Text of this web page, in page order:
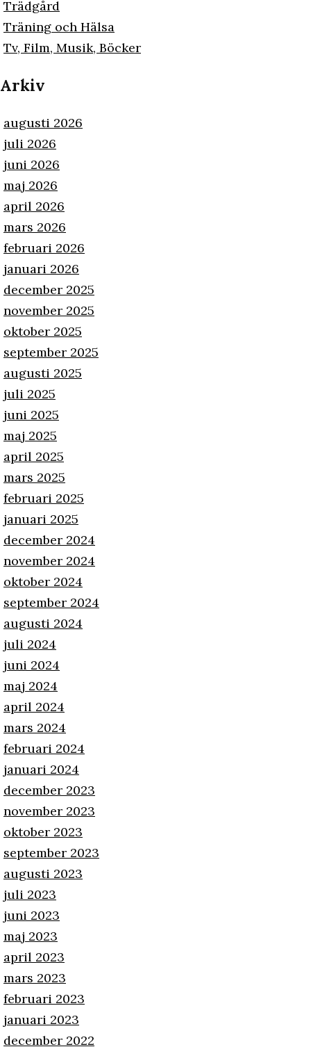
Trädgård
Träning och Hälsa
Tv, Film, Musik, Böcker
Arkiv
augusti 2026
juli 2026
juni 2026
maj 2026
april 2026
mars 2026
februari 2026
januari 2026
december 2025
november 2025
oktober 2025
september 2025
augusti 2025
juli 2025
juni 2025
maj 2025
april 2025
mars 2025
februari 2025
januari 2025
december 2024
november 2024
oktober 2024
september 2024
augusti 2024
juli 2024
juni 2024
maj 2024
april 2024
mars 2024
februari 2024
januari 2024
december 2023
november 2023
oktober 2023
september 2023
augusti 2023
juli 2023
juni 2023
maj 2023
april 2023
mars 2023
februari 2023
januari 2023
december 2022